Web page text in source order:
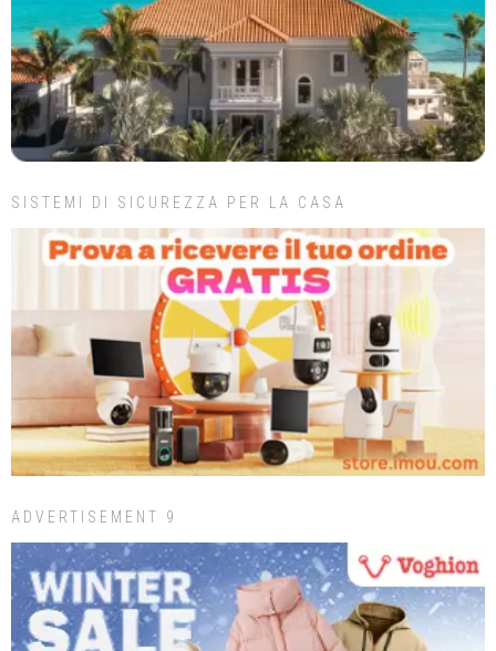
SISTEMI DI SICUREZZA PER LA CASA
ADVERTISEMENT 9